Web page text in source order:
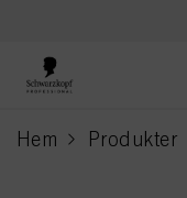
Hem Produkter